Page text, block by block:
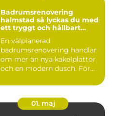
Badrumsrenovering
halmstad så lyckas du med
ett tryggt och hållbart
En välplanerad
badrumsrenovering handlar
om mer än nya kakelplattor
och en modern dusch. För
01. maj